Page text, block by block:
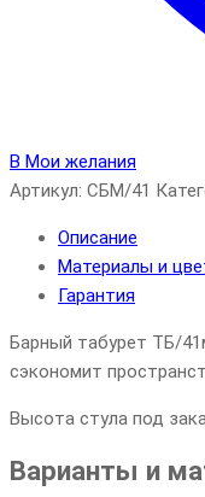
В Мои желания
Артикул: СБМ/41
Описание
Материалы и
Гарантия
Барный табурет ТБ/
сэкономит
Высота стула под
Варианты и